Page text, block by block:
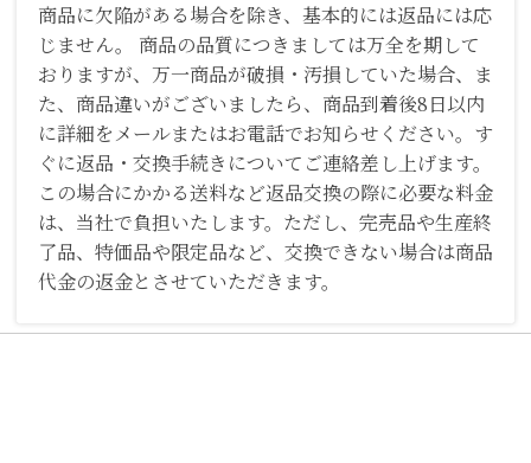
商品に欠陥がある場合を除き、基本的には返品には応
じません。 商品の品質につきましては万全を期して
おりますが、万一商品が破損・汚損していた場合、ま
た、商品違いがございましたら、商品到着後8日以内
に詳細をメールまたはお電話でお知らせください。す
ぐに返品・交換手続きについてご連絡差し上げます。
この場合にかかる送料など返品交換の際に必要な料金
は、当社で負担いたします。ただし、完売品や生産終
了品、特価品や限定品など、交換できない場合は商品
代金の返金とさせていただきます。